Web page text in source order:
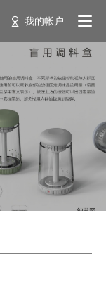
我的帐户